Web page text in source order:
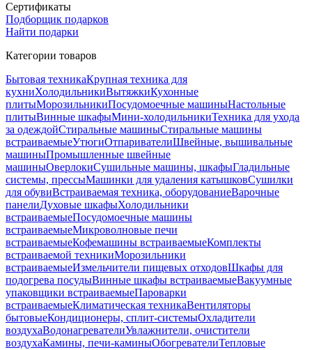
Сертификаты
Подборщик подарков
Найти подарки
Категории товаров
Бытовая техникаКрупная техника для
кухниХолодильникиВытяжкиКухонные
плитыМорозильникиПосудомоечные машиныНастольные
плитыВинные шкафыМини-холодильникиТехника для ухода
за одеждойСтиральные машиныСтиральные машины
встраиваемыеУтюгиОтпаривателиШвейные, вышивальные
машиныПромышленные швейные
машиныОверлокиСушильные машины, шкафыГладильные
системы, прессыМашинки для удаления катышковСушилки
для обувиВстраиваемая техника, оборудованиеВарочные
панелиДуховые шкафыХолодильники
встраиваемыеПосудомоечные машины
встраиваемыеМикроволновые печи
встраиваемыеКофемашины встраиваемыеКомплекты
встраиваемой техникиМорозильники
встраиваемыеИзмельчители пищевых отходовШкафы для
подогрева посудыВинные шкафы встраиваемыеВакуумные
упаковщики встраиваемыеПароварки
встраиваемыеКлиматическая техникаВентиляторы
бытовыеКондиционеры, сплит-системыОхладители
воздухаВодонагревателиУвлажнители, очистители
воздухаКамины, печи-каминыОбогревателиТепловые